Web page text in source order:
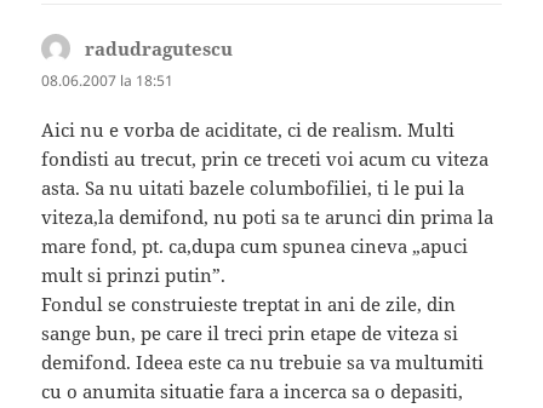
radudragutescu
08.06.2007 la 18:51
Aici nu e vorba de aciditate, ci de realism. Multi
fondisti au trecut, prin ce treceti voi acum cu viteza
asta. Sa nu uitati bazele columbofiliei, ti le pui la
viteza,la demifond, nu poti sa te arunci din prima la
mare fond, pt. ca,dupa cum spunea cineva „apuci
mult si prinzi putin”.
Fondul se construieste treptat in ani de zile, din
sange bun, pe care il treci prin etape de viteza si
demifond. Ideea este ca nu trebuie sa va multumiti
cu o anumita situatie fara a incerca sa o depasiti,